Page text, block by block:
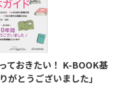
ておきたい！ K-BOOK基
がとうございました」